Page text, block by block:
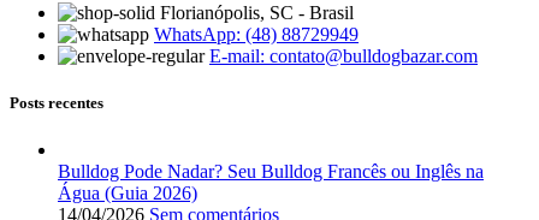
Florianópolis, SC - Brasil
WhatsApp: (48) 88729949
E-mail: contato@bulldogbazar.com
Posts recentes
Bulldog Pode Nadar? Seu Bulldog Francês ou Inglês na
Água (Guia 2026)
14/04/2026 Sem comentários